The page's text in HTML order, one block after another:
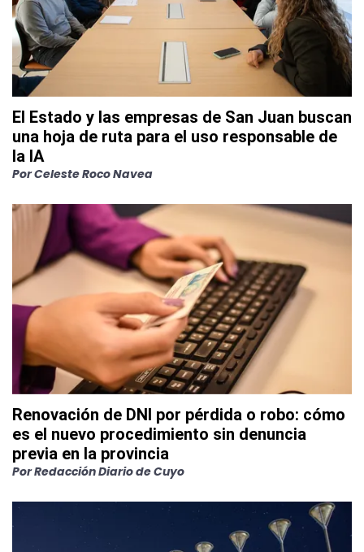
El Estado y las empresas de San Juan buscan
una hoja de ruta para el uso responsable de
la IA
PorCeleste Roco Navea
Renovación de DNI por pérdida o robo: cómo
es el nuevo procedimiento sin denuncia
previa en la provincia
PorRedacción Diario de Cuyo